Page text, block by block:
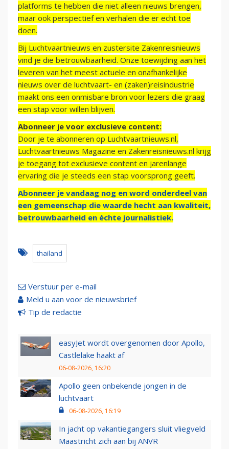
platforms te hebben die niet alleen nieuws brengen,
maar ook perspectief en verhalen die er echt toe
doen.
Bij Luchtvaartnieuws en zustersite Zakenreisnieuws
vind je die betrouwbaarheid. Onze toewijding aan het
leveren van het meest actuele en onafhankelijke
nieuws over de luchtvaart- en (zaken)reisindustrie
maakt ons een onmisbare bron voor lezers die graag
een stap voor willen blijven.
Abonneer je voor exclusieve content:
Door je te abonneren op Luchtvaartnieuws.nl,
Luchtvaartnieuws Magazine en Zakenreisnieuws.nl krijg
je toegang tot exclusieve content en jarenlange
ervaring die je steeds een stap voorsprong geeft.
Abonneer je vandaag nog en word onderdeel van
een gemeenschap die waarde hecht aan kwaliteit,
betrouwbaarheid en échte journalistiek.
thailand
Verstuur per e-mail
Meld u aan voor de nieuwsbrief
Tip de redactie
easyJet wordt overgenomen door Apollo,
Castlelake haakt af
06-08-2026, 16:20
Apollo geen onbekende jongen in de
luchtvaart
06-08-2026, 16:19
In jacht op vakantiegangers sluit vliegveld
Maastricht zich aan bij ANVR